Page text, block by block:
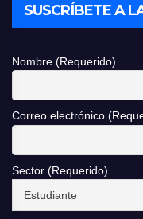
SUSCRÍBETE A
Nombre (Requerido)
Correo electrónico
Sector (Requerido)